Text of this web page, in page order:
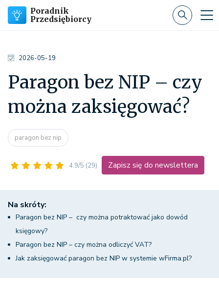
Poradnik
Przedsiębiorcy
2026-05-19
Paragon bez NIP – czy
można zaksięgować?
paragon bez nip
4.9/5 (29) Zapisz się do newslettera
Na skróty:
Paragon bez NIP – czy można potraktować jako dowód
księgowy?
Paragon bez NIP – czy można odliczyć VAT?
Jak zaksięgować paragon bez NIP w systemie wFirma.pl?